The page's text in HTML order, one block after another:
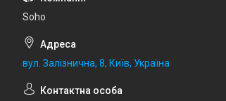
Soho
вул. Залізнична, 8, Київ, Україна